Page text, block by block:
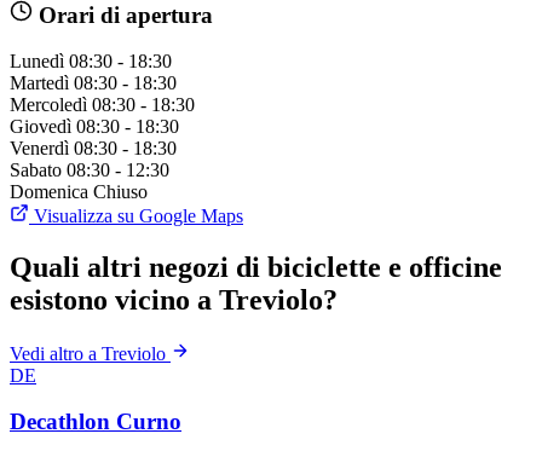
Orari di apertura
Lunedì 08:30 - 18:30
Martedì 08:30 - 18:30
Mercoledì 08:30 - 18:30
Giovedì 08:30 - 18:30
Venerdì 08:30 - 18:30
Sabato 08:30 - 12:30
Domenica Chiuso
Visualizza su Google Maps
Quali altri negozi di biciclette e officine
esistono vicino a Treviolo?
Vedi altro a Treviolo
DE
Decathlon Curno